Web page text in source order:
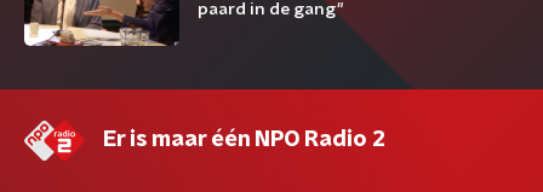
paard in de gang"
Er is maar één NPO Radio 2